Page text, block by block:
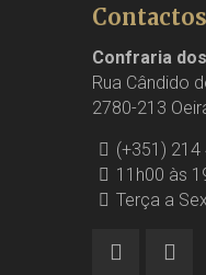
Contactos
Confraria
Rua Cândido
2780-213
(+351) 214
11h00 às
Terça a